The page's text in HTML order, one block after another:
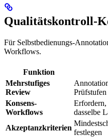
Qualitätskontroll-
Für Selbstbedienungs-
Workflows.
Funktion
Mehrstufiges
Review
Konsens-
Workflows
Erfordern,
dasselbe
Akzeptanzkriterien
festlegen